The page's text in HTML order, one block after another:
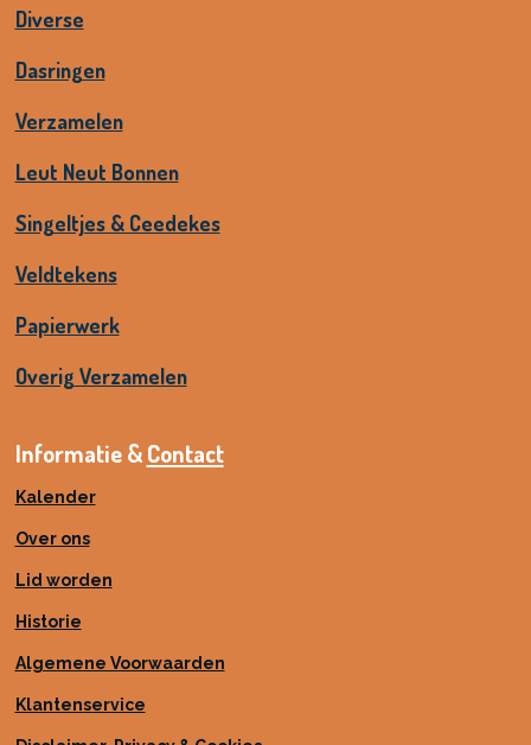
Diverse
Dasringen
Verzamelen
Leut Neut Bonnen
Singeltjes & Ceedekes
Veldtekens
Papierwerk
Overig Verzamelen
Informatie &Contact
Kalender
Over ons
Lid worden
Historie
Algemene Voorwaarden
Klantenservice